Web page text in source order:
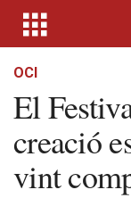
OCI
El
creació
vint